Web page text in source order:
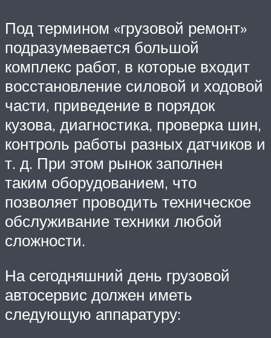
Под термином «грузовой ремонт»
подразумевается большой
комплекс работ, в которые входит
восстановление силовой и ходовой
части, приведение в порядок
кузова, диагностика, проверка шин,
контроль работы разных датчиков и
т. д. При этом рынок заполнен
таким оборудованием, что
позволяет проводить техническое
обслуживание техники любой
сложности.
На сегодняшний день грузовой
автосервис должен иметь
следующую аппаратуру: